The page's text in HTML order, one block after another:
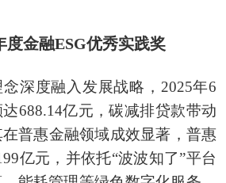
度金融ESG优秀实践奖
深度融入发展战略，2025年6
688.14亿元，碳减排贷款带动
普惠金融领域成效显著，普惠
亿元，并依托“波波知了”平台